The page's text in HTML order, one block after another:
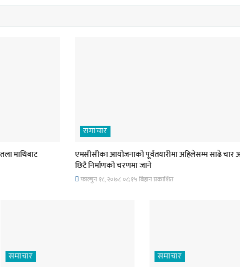
माथिबाट
समाचार
एमसीसीका आयोजनाको पूर्वतयारीमा अहिलेसम्म साढे चार
छिटै निर्माणको चरणमा जाने
फाल्गुन १८, २०७८ ०८;१५ बिहान प्रकाशित
समाचार समाचार